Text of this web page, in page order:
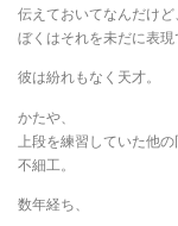
伝えておいてなんだけど、
ぼくはそれを未だに表
彼は紛れもなく天才。
かたや、
上段を練習していた他の
不細工。
数年経ち、